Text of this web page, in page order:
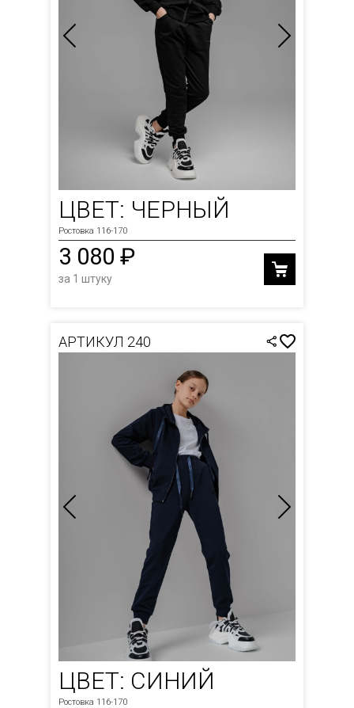
ЦВЕТ: ЧЕРНЫЙ
Ростовка 116-170
3 080 ₽
за 1 штуку
АРТИКУЛ 240
ЦВЕТ: СИНИЙ
Ростовка 116-170